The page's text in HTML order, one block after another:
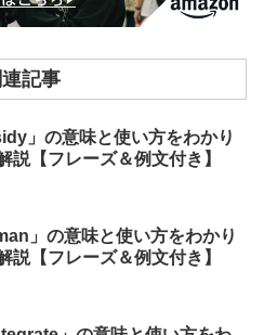
連記事
」の意味と使い方をわかり
説【フレーズ＆例文付き】
」の意味と使い方をわかり
説【フレーズ＆例文付き】